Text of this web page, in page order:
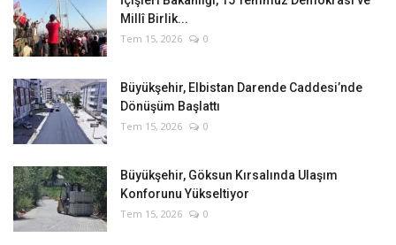
Millî Birlik...
Tem 15, 2026 0
Büyükşehir, Elbistan Darende Caddesi’nde
Dönüşüm Başlattı
Tem 15, 2026 0
Büyükşehir, Göksun Kırsalında Ulaşım
Konforunu Yükseltiyor
Tem 15, 2026 0